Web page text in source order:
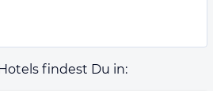
findest Du in: